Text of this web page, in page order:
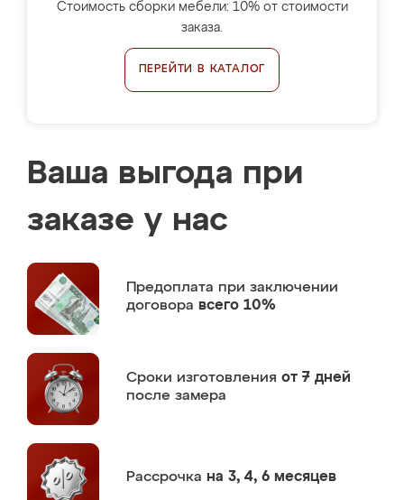
Стоимость сборки мебели: 10% от стоимости
заказа.
ПЕРЕЙТИ В КАТАЛОГ
Ваша выгода при
заказе у нас
Предоплата при заключении
договора всего 10%
Сроки изготовления от 7 дней
после замера
Рассрочка на 3, 4, 6 месяцев